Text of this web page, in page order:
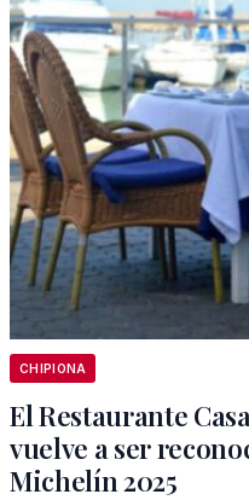
CHIPIONA
El Restaurante
vuelve a ser
Michelín 2025